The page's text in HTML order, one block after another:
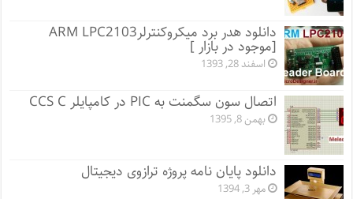
دانلود هدر برد میکروکنترلرARM LPC2103
[موجود در بازار ]
اسفند 28, 1393
اتصال سون سگمنت به PIC در کامپایلر CCS C
بهمن 8, 1395
دانلود پایان نامه پروژه ترازوی دیجیتال
مهر 3, 1394